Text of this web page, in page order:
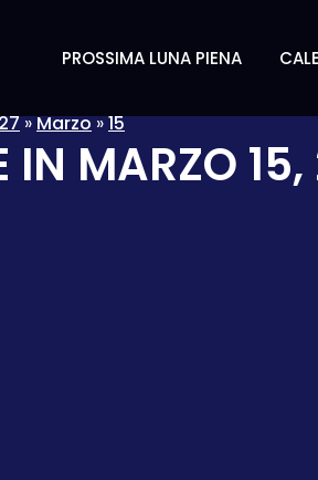
PROSSIMA LUNA PIENA
»Marzo»15
IN MARZO